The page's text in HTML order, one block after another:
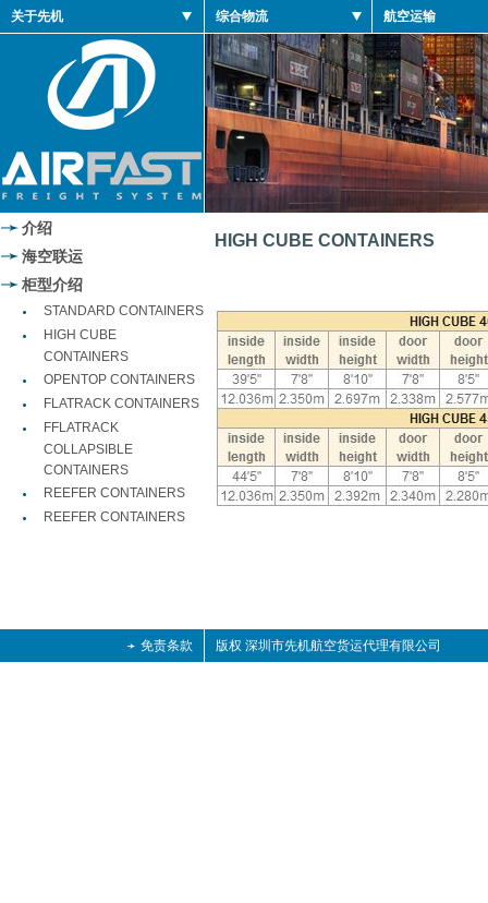
关于先机 综合物流 航空运输
介绍
海空联运
柜型介绍
STANDARD CONTAINERS
HIGH CUBE
CONTAINERS
OPENTOP CONTAINERS
FLATRACK CONTAINERS
FFLATRACK
COLLAPSIBLE
CONTAINERS
REEFER CONTAINERS
REEFER CONTAINERS
HIGH CUBE CONTAINERS
免责条款 版权 深圳市先机航空货运代理有限公司